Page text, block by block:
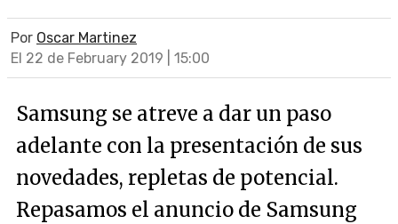
Por Oscar Martinez
El 22 de February 2019 | 15:00
Samsung se atreve a dar un paso
adelante con la presentación de sus
novedades, repletas de potencial.
Repasamos el anuncio de Samsung